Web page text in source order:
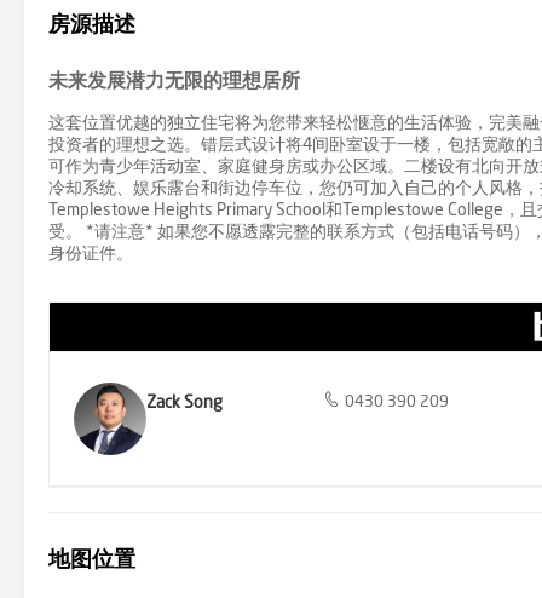
房源描述
未来发展潜力无限的理想居所
这套位置优越的独立住宅将为您带来轻松惬意的生活体验，完美
投资者的理想之选。错层式设计将4间卧室设于一楼，包括宽敞
可作为青少年活动室、家庭健身房或办公区域。二楼设有北向开
冷却系统、娱乐露台和街边停车位，您仍可加入自己的个人风格
Templestowe Heights Primary School和Templestowe College
受。 *请注意* 如果您不愿透露完整的联系方式（包括电话号码
身份证件。
Zack Song 0430 390 209
地图位置